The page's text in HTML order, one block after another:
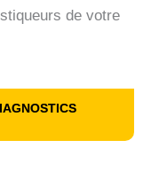
de votre